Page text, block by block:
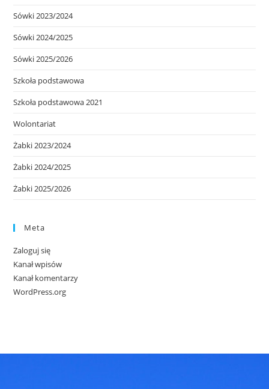
Sówki 2023/2024
Sówki 2024/2025
Sówki 2025/2026
Szkoła podstawowa
Szkoła podstawowa 2021
Wolontariat
Żabki 2023/2024
Żabki 2024/2025
Żabki 2025/2026
Meta
Zaloguj się
Kanał wpisów
Kanał komentarzy
WordPress.org